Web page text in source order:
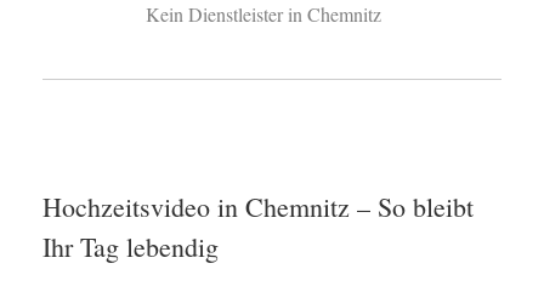
Kein Dienstleister in Chemnitz
Hochzeitsvideo in Chemnitz – So bleibt
Ihr Tag lebendig